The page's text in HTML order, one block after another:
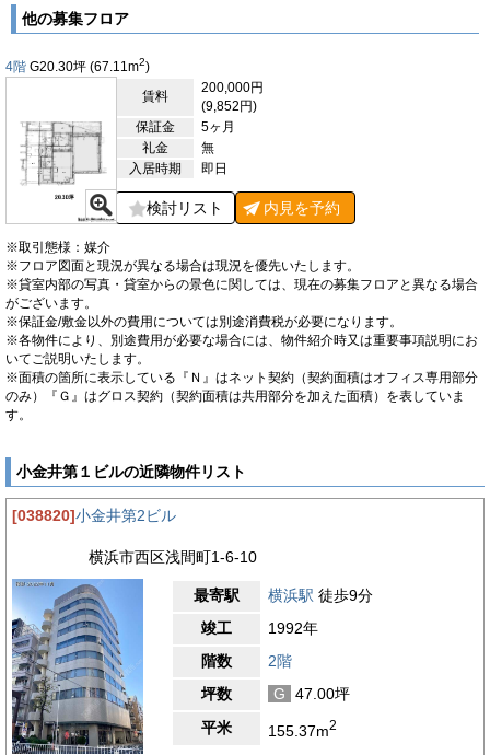
ながります。24時間利用が可能なため、業種や働き方に応じて
柔軟な運用が可能であり、深夜帯や早朝業務、海外との時差を考
6台分の駐車場が確保されています。このように小金井第1ビル
は、さまざまな用途に対応可能なオフィスビルとして、優良な物
件です。
【周辺ガイド】
小金井第1ビルが位置する横浜市西区浅間町1丁目は、比較的落
ち着いた環境が保たれているエリアです。浅間町エリアは、横浜
駅西口側の再開発エリアにほど近く、交通量の多い幹線道路（国
道1号線）沿いに面しており、視認性や車両アクセスにも優れて
います。近隣にはマンションや中小規模オフィスが点在してお
り、過度な商業色が強すぎないため、落ち着いた雰囲気の中で業
務に集中できる環境が形成されています。周辺には、複数のコン
ビニエンスストア、飲食店、カフェ、銀行支店、郵便局、ドラッ
グストアなど、ビジネスに必要な利便施設が一通り揃っており、
日常業務の合間に必要な買い物や手続きもスムーズに行えます。
また、近隣には時間貸し駐車場も点在しており、自社の駐車スペ
ースに加えて一時的な来客対応や社用車の活用にも柔軟に対応で
きる環境が整っています。さらに、横浜駅西口周辺の市営地下街
便利な立地です。駅周辺にはビジネスホテルやレンタルオフィス
も複数存在し、出張者対応や短期プロジェクトでの利用にも対応
しやすい地域です。このように、小金井第1ビルの周辺は、横浜
駅という広域交通拠点への高いアクセス性と、業務のしやすい落
り、企業の本社や営業拠点、サテライトオフィスなど多様な用途
に適した、優れたビジネスロケーションといえるでしょう。
【評価】
駅からの距離
設備
耐震性
エントランス
他の募集フロア
4階 G20.30坪 (67.11m2)
賃料
200,000円
(9,852円)
保証金
5ヶ月
礼金
無
入居時期
即日
検討リスト 内見を予約
※取引態様：媒介
※フロア図面と現況が異なる場合は現況を優先いたします。
※貸室内部の写真・貸室からの景色に関しては、現在の募集フロアと異なる場合
がございます。
※保証金/敷金以外の費用については別途消費税が必要になります。
※各物件により、別途費用が必要な場合には、物件紹介時又は重要事項説明にお
いてご説明いたします。
※面積の箇所に表示している『Ｎ』はネット契約（契約面積はオフィス専用部分
のみ）『Ｇ』はグロス契約（契約面積は共用部分を加えた面積）を表していま
す。
小金井第１ビルの近隣物件リスト
[038820]小金井第2ビル
横浜市西区浅間町1-6-10
最寄駅 横浜駅 徒歩9分
竣工
1992年
階数
2階
坪数
G
47.00坪
平米
155.37m2